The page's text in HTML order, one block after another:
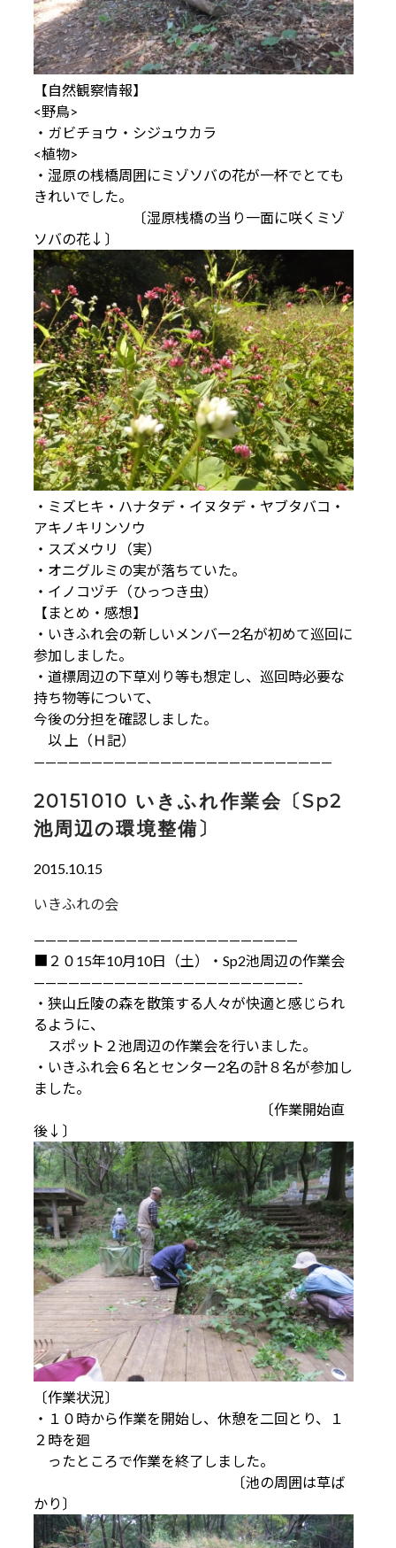
【自然観察情報】
<野鳥>
・ガビチョウ・シジュウカラ
<植物>
・湿原の桟橋周囲にミゾソバの花が一杯でとても
きれいでした。
〔湿原桟橋の当り一面に咲くミゾ
ソバの花↓〕
・ミズヒキ・ハナタデ・イヌタデ・ヤブタバコ・
アキノキリンソウ
・スズメウリ（実）
・オニグルミの実が落ちていた。
・イノコヅチ（ひっつき虫）
【まとめ・感想】
・いきふれ会の新しいメンバー2名が初めて巡回に
参加しました。
・道標周辺の下草刈り等も想定し、巡回時必要な
持ち物等について、
今後の分担を確認しました。
以 上（Ｈ記）
——————————————————————————
20151010 いきふれ作業会〔Sp2
池周辺の環境整備〕
2015.10.15
いきふれの会
———————————————————————
■２０15年10月10日（土）・Sp2池周辺の作業会
———————————————————————-
・狭山丘陵の森を散策する人々が快適と感じられ
るように、
スポット２池周辺の作業会を行いました。
・いきふれ会６名とセンター2名の計８名が参加し
ました。
〔作業開始直
後↓〕
〔作業状況〕
・１０時から作業を開始し、休憩を二回とり、１
２時を廻
ったところで作業を終了しました。
〔池の周囲は草ば
かり〕